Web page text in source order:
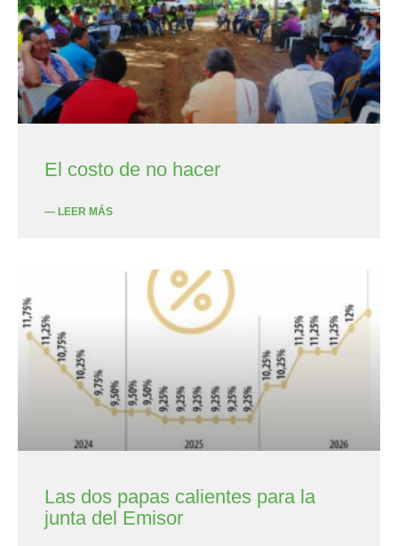
El costo de no hacer
— LEER MÁS
Las dos papas calientes para la
junta del Emisor